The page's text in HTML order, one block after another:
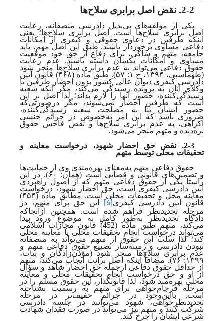
2-2. نقض اصل برابری سلاح ها
یکی از مؤلفه‌های بی‌بدیل دادرسی منصفانه، رعایت
اصل برابری سلاح‌ها است. اصل برابری سلاح‌ها؛ یعنی
اینکه طرفین در دعاوی حقوقی و کیفری از امکانات
دفاعی مساوی برخوردار باشند. طبق این اصل مهم، باید
جامعه، متهم و شاکی، برای دفاع از حق خود موقعیت
مساوی و امکانات یکسان داشته باشند. عدم رعایت
حقوق دفاعی می‌تواند به عدم برابری سلاح‌ها منجر شود
(طهماسبی، ۱۳۹۴، ج ۱: ۵۷).
طبق ماده (۴۶۸) قانون آیین
دادرسی کیفری دیوان عالی کشور بدون احضار طرفین یا
وکلای آنان به پرونده رسیدگی می‌کند، مگر آنکه شعبه
رسیدگی‌کننده، حضور آنها را لازم بداند؛ لذا اصل بر این
است که طرفین احضار نمی‌شوند، مگر در‌صورتی‌که
حضور ایشان بنا به مصلحت شعبه رسیدگی‌کننده،
ضروری باشد که این امر به‌خصوص در جرائم جنسی
اکراهی، به عدم برابری سلاح‌ها و نقض فاحش حقوق
بزه‌دیده و متهم منجر می‌شود.
2-3. نقض حق احضار شهود، درخواست معاینه و
تحقیقات محلی توسط متهم
حقوق دفاعی متهم به‌معنای بهره‌مندی وی از حمایت‌ها
و تضمین‌های قانونی و قضایی است (همان: ۶۰).
در این
راستا یکی از حقوق دفاعی متهم که از اصول راهبردی
آیین دادرسی کیفری است، حق احضار شهود، درخواست
معاینه محل و تحقیقات محلی است. مطابق ماده (۴۵۴)
قانون آیین دادرسی کیفری [6]
این حق برای متهم، در
مرحله تجدیدنظر فراهم شده‌ است. همچنین ازآنجاکه
دادگاه تجدیدنظر بهطور کامل به موضوع ورود پیدا
می‌کند، متهم طبق ماده (452) قانون مجازات اسلامی
می‌تواند درخواست انجام تحقیقات محلی یا معاینه محلی
کند؛ لذا سلب این حقوق از متهم می‌تواند به منصفانه
نبودن دادرسی و زمینه‌ساز تضییع حقوق دفاعی متهم و
عدم برابری سلاح‌ها منجر شود(مؤذن‌زادگان و بیات،
۱۳۹۹: ۷۶).
مضافاً اینکه اصل برائت ایجاب می‌کند، متهم
از حداقل حقوق دفاعی ازجمله حق احضار شاهد و سؤال
از او و حق درخواست انجام تحقیقات محلی و معاینه
محلی بهره‌مند شود، لذا قانونگذار، این حقوق مسلم را در
مرحله فرجام‌خواهی برای متهم به رسمیت نشناخته
است. بااین‌وجود در جرائم خفیف‌تر در مرحله
تجدیدنظرخواهی، شهود می‌توانند در جلسه دادرسی
شرکت کنند و متهم نیز می‌تواند در صورت فقدان شهادت
شرعی ایشان را جرح کند.